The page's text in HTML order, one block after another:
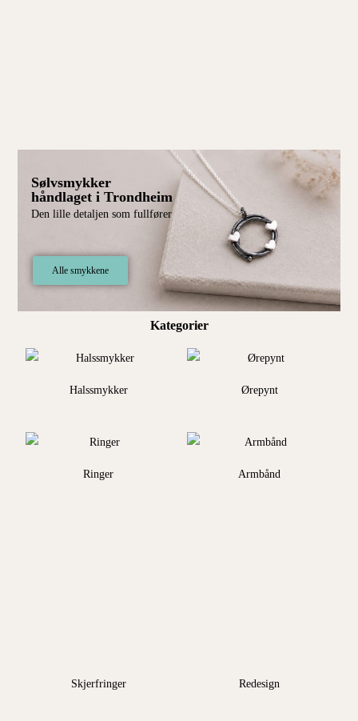
Sølvsmykker
håndlaget i Trondheim
Den lille detaljen som fullfører
Alle smykkene
Kategorier
Halssmykker Ørepynt
Ringer Armbånd
Skjerfringer Redesign